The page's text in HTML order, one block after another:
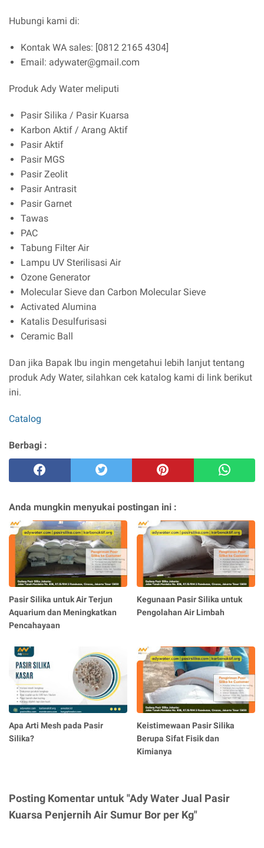
Hubungi kami di:
Kontak WA sales: [0812 2165 4304]
Email: adywater@gmail.com
Produk Ady Water meliputi
Pasir Silika / Pasir Kuarsa
Karbon Aktif / Arang Aktif
Pasir Aktif
Pasir MGS
Pasir Zeolit
Pasir Antrasit
Pasir Garnet
Tawas
PAC
Tabung Filter Air
Lampu UV Sterilisasi Air
Ozone Generator
Molecular Sieve dan Carbon Molecular Sieve
Activated Alumina
Katalis Desulfurisasi
Ceramic Ball
Dan jika Bapak Ibu ingin mengetahui lebih lanjut tentang
produk Ady Water, silahkan cek katalog kami di link berikut
ini.
Catalog
Berbagi :
Anda mungkin menyukai postingan ini :
Pasir Silika untuk Air Terjun
Aquarium dan Meningkatkan
Pencahayaan
Kegunaan Pasir Silika untuk
Pengolahan Air Limbah
Apa Arti Mesh pada Pasir
Silika?
Keistimewaan Pasir Silika
Berupa Sifat Fisik dan
Kimianya
Posting Komentar untuk "Ady Water Jual Pasir
Kuarsa Penjernih Air Sumur Bor per Kg"